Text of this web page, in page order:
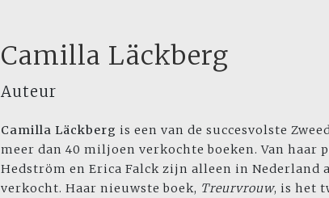
Camilla Läckberg
Auteur
Camilla Läckberg is een van de succesvolste
meer dan 40 miljoen verkochte boeken. Van haar
Hedström en Erica Falck zijn alleen in Nederland
verkocht. Haar nieuwste boek, Treurvrouw, is het